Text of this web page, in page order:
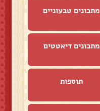
מתכונים טבעוניים
מתכונים דיאטטים
תוספות